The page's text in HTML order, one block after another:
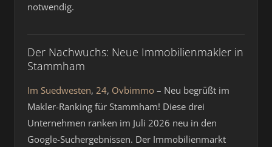
notwendig.
Der Nachwuchs: Neue Immobilienmakler in
Stammham
Im Suedwesten, 24, Ovbimmo – Neu begrüßt im
Makler-Ranking für Stammham! Diese drei
Unternehmen ranken im Juli 2026 neu in den
Google-Suchergebnissen. Der Immobilienmarkt